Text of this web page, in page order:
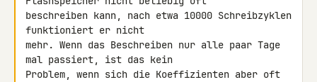
beschreiben kann, nach etwa 10000 Schreibzyklen
funktioniert er nicht
mehr. Wenn das Beschreiben nur alle paar Tage
mal passiert, ist das kein
Problem, wenn sich die Koeffizienten aber oft